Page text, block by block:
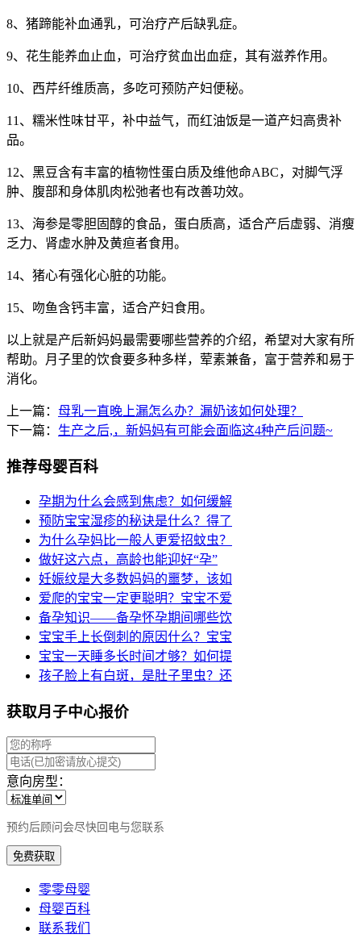
8、猪蹄能补血通乳，可治疗产后缺乳症。
9、花生能养血止血，可治疗贫血出血症，其有滋养作用。
10、西芹纤维质高，多吃可预防产妇便秘。
11、糯米性味甘平，补中益气，而红油饭是一道产妇高贵补
品。
12、黑豆含有丰富的植物性蛋白质及维他命ABC，对脚气浮
肿、腹部和身体肌肉松弛者也有改善功效。
13、海参是零胆固醇的食品，蛋白质高，适合产后虚弱、消瘦
乏力、肾虚水肿及黄疸者食用。
14、猪心有强化心脏的功能。
15、吻鱼含钙丰富，适合产妇食用。
以上就是产后新妈妈最需要哪些营养的介绍，希望对大家有所
帮助。月子里的饮食要多种多样，荤素兼备，富于营养和易于
消化。
上一篇： 母乳一直晚上漏怎么办？漏奶该如何处理？
下一篇： 生产之后,，新妈妈有可能会面临这4种产后问题~
推荐母婴百科
孕期为什么会感到焦虑？如何缓解
预防宝宝湿疹的秘诀是什么？得了
为什么孕妈比一般人更爱招蚊虫？
做好这六点，高龄也能迎好“孕”
妊娠纹是大多数妈妈的噩梦，该如
爱爬的宝宝一定更聪明？宝宝不爱
备孕知识——备孕怀孕期间哪些饮
宝宝手上长倒刺的原因什么？宝宝
宝宝一天睡多长时间才够？如何提
孩子脸上有白斑，是肚子里虫？还
获取月子中心报价
意向房型：
预约后顾问会尽快回电与您联系
免费获取
零零母婴
母婴百科
联系我们